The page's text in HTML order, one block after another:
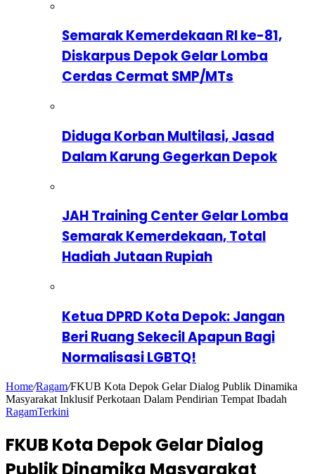
Semarak Kemerdekaan RI ke-81,
Diskarpus Depok Gelar Lomba
Cerdas Cermat SMP/MTs
Diduga Korban Multilasi, Jasad
Dalam Karung Gegerkan Depok
JAH Training Center Gelar Lomba
Semarak Kemerdekaan, Total
Hadiah Jutaan Rupiah
Ketua DPRD Kota Depok: Jangan
Beri Ruang Sekecil Apapun Bagi
Normalisasi LGBTQ!
Home/Ragam/FKUB Kota Depok Gelar Dialog Publik Dinamika
Masyarakat Inklusif Perkotaan Dalam Pendirian Tempat Ibadah
RagamTerkini
FKUB Kota Depok Gelar Dialog